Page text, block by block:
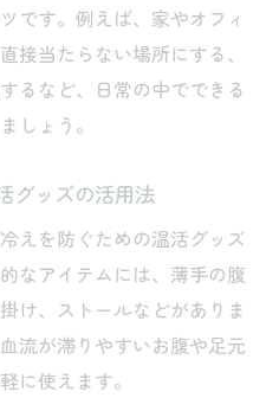
です。例えば、家やオフィ
接当たらない場所にする、
るなど、日常の中でできる
しょう。
グッズの活用法
えを防ぐための温活グッズ
なアイテムには、薄手の腹
け、ストールなどがありま
流が滞りやすいお腹や足元
に使えます。